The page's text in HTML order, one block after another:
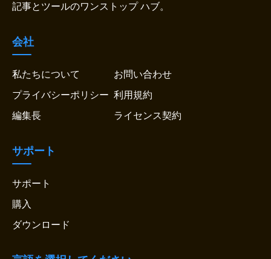
記事とツールのワンストップ ハブ。
会社
私たちについて
お問い合わせ
プライバシーポリシー 利用規約
編集長
ライセンス契約
サポート
サポート
購入
ダウンロード